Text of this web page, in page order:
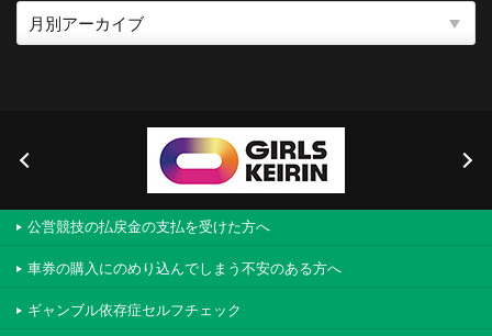
公営競技の払戻金の支払を受けた方へ
車券の購入にのめり込んでしまう不安のある方へ
ギャンブル依存症セルフチェック